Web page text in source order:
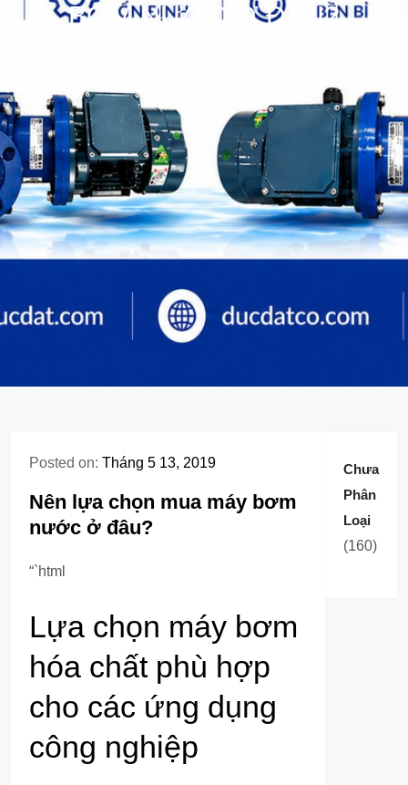
BƠM NƯỚC Ở ĐÂU?
Posted on: Tháng 5 13, 2019
Nên lựa chọn mua máy bơm
nước ở đâu?
“`html
Lựa chọn máy bơm
hóa chất phù hợp
cho các ứng dụng
công nghiệp
Chưa
Phân
Loại
160160